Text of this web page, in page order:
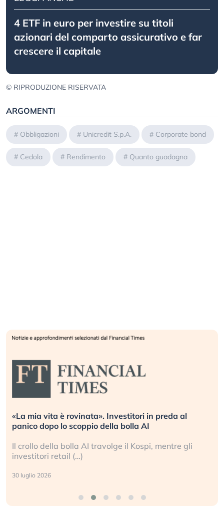
4 ETF in euro per investire su titoli
azionari del comparto assicurativo e far
crescere il capitale
© RIPRODUZIONE RISERVATA
ARGOMENTI
# Obbligazioni # Unicredit S.p.A. # Corporate bond
# Cedola # Rendimento # Quanto guadagna
«La mia vita è rovinata». Investitori in preda al
panico dopo lo scoppio della bolla AI
Il crollo della bolla AI travolge il Kospi, mentre gli
investitori retail (…)
30 luglio 2026